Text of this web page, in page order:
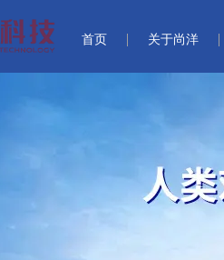
首页 关于尚洋